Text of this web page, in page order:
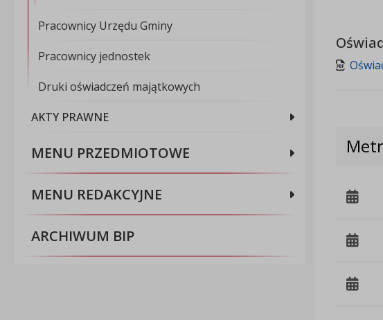
Pracownicy Urzędu Gminy
Pracownicy jednostek
Druki oświadczeń majątkowych
AKTY PRAWNE
MENU PRZEDMIOTOWE
MENU REDAKCYJNE
ARCHIWUM BIP